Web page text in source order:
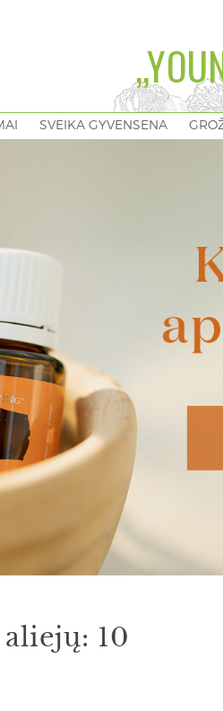
SVEIKA GYVENSENA
10